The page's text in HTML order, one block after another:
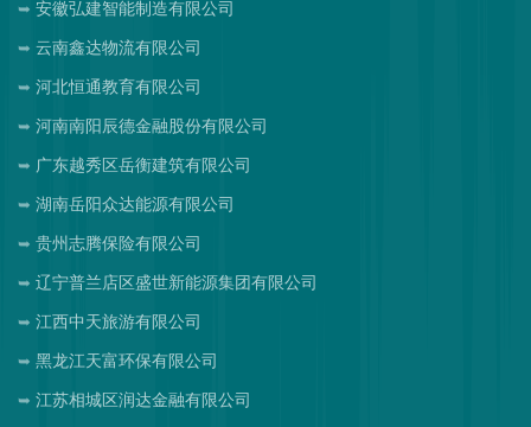
安徽弘建智能制造有限公司
云南鑫达物流有限公司
河北恒通教育有限公司
河南南阳辰德金融股份有限公司
广东越秀区岳衡建筑有限公司
湖南岳阳众达能源有限公司
贵州志腾保险有限公司
辽宁普兰店区盛世新能源集团有限公司
江西中天旅游有限公司
黑龙江天富环保有限公司
江苏相城区润达金融有限公司